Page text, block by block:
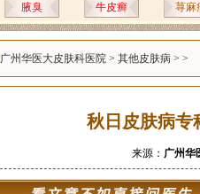
腋臭 牛皮癣 荨麻
广州华医大皮肤科医院> 其他皮肤病> >
秋日皮肤病专
来源： 广州华